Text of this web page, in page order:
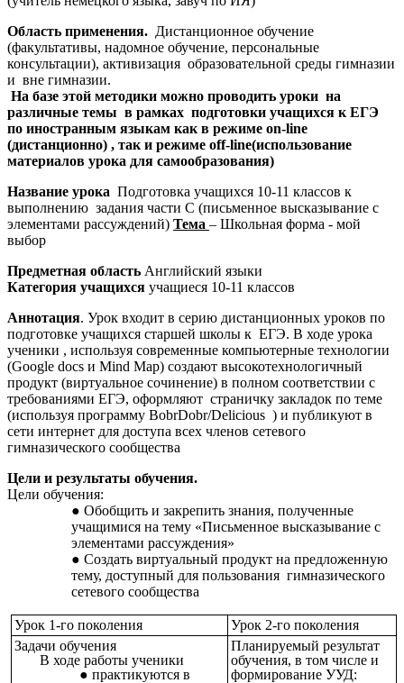
Область применения. Дистанционное обучение
(факультативы, надомное обучение, персональные
консультации), активизация образовательной среды гимназии
и вне гимназии.
На базе этой методики можно проводить уроки на
различные темы в рамках подготовки учащихся к ЕГЭ
по иностранным языкам как в режиме on-line
(дистанционно) , так и режиме off-line(использование
материалов урока для самообразования)
Название урока Подготовка учащихся 10-11 классов к
выполнению задания части С (письменное высказывание с
элементами рассуждений) Тема – Школьная форма - мой
выбор
Предметная область Английский языки
Категория учащихся учащиеся 10-11 классов
Аннотация. Урок входит в серию дистанционных уроков по
подготовке учащихся старшей школы к ЕГЭ. В ходе урока
ученики , используя современные компьютерные технологии
(Google docs и Mind Map) создают высокотехнологичный
продукт (виртуальное сочинение) в полном соответствии с
требованиями ЕГЭ, оформляют страничку закладок по теме
(используя программу BobrDobr/Delicious ) и публикуют в
сети интернет для доступа всех членов сетевого
гимназического сообщества
Цели и результаты обучения.
Цели обучения:
Обобщить и закрепить знания, полученные
учащимися на тему «Письменное высказывание с
элементами рассуждения»
Создать виртуальный продукт на предложенную
тему, доступный для пользования гимназического
сетевого сообщества
Урок 1-го поколения
Урок 2-го поколения
Задачи обучения
В ходе работы ученики
практикуются в
Планируемый результат
обучения, в том числе и
формирование УУД: